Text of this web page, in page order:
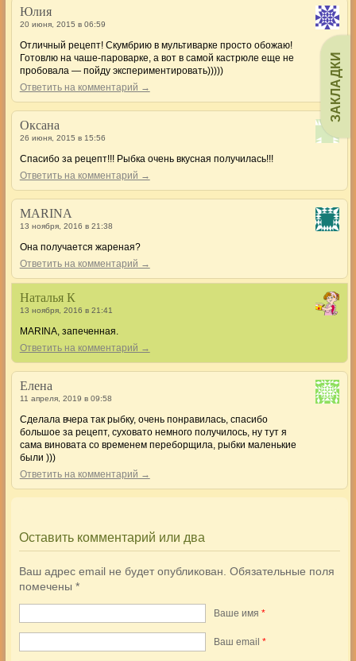
ЗАКЛАДКИ
Юлия
20 июня, 2015 в 06:59
Отличный рецепт! Скумбрию в мультиварке просто обожаю!
Готовлю на чаше-пароварке, а вот в самой кастрюле еще не
пробовала — пойду экспериментировать)))))
Ответить на комментарий →
Оксана
26 июня, 2015 в 15:56
Спасибо за рецепт!!! Рыбка очень вкусная получилась!!!
Ответить на комментарий →
MARINA
13 ноября, 2016 в 21:38
Она получается жареная?
Ответить на комментарий →
Наталья К
13 ноября, 2016 в 21:41
MARINA, запеченная.
Ответить на комментарий →
Елена
11 апреля, 2019 в 09:58
Сделала вчера так рыбку, очень понравилась, спасибо
большое за рецепт, суховато немного получилось, ну тут я
сама виновата со временем переборщила, рыбки маленькие
были )))
Ответить на комментарий →
Оставить комментарий или два
Ваш адрес email не будет опубликован. Обязательные поля
помечены *
Ваше имя *
Ваш еmail *